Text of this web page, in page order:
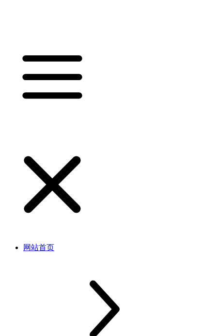
网站首页